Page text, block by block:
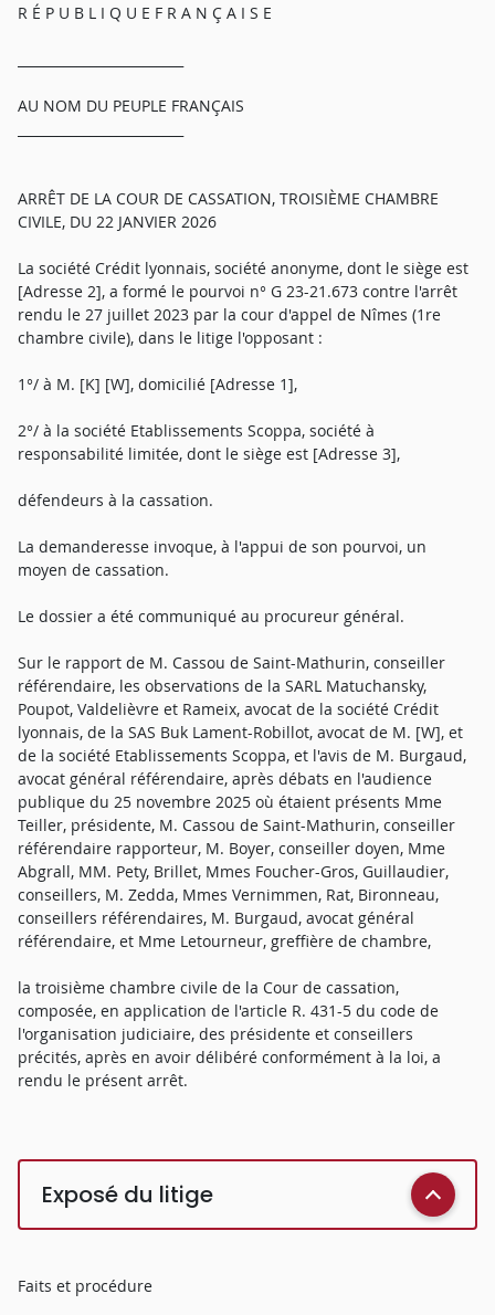
R É P U B L I Q U E F R A N Ç A I S E
AU NOM DU PEUPLE FRANÇAIS
ARRÊT DE LA COUR DE CASSATION, TROISIÈME CHAMBRE
CIVILE, DU 22 JANVIER 2026
La société Crédit lyonnais, société anonyme, dont le siège est
[Adresse 2], a formé le pourvoi n° G 23-21.673 contre l'arrêt
rendu le 27 juillet 2023 par la cour d'appel de Nîmes (1re
chambre civile), dans le litige l'opposant :
1°/ à M. [K] [W], domicilié [Adresse 1],
2°/ à la société Etablissements Scoppa, société à
responsabilité limitée, dont le siège est [Adresse 3],
défendeurs à la cassation.
La demanderesse invoque, à l'appui de son pourvoi, un
moyen de cassation.
Le dossier a été communiqué au procureur général.
Sur le rapport de M. Cassou de Saint-Mathurin, conseiller
référendaire, les observations de la SARL Matuchansky,
Poupot, Valdelièvre et Rameix, avocat de la société Crédit
lyonnais, de la SAS Buk Lament-Robillot, avocat de M. [W], et
de la société Etablissements Scoppa, et l'avis de M. Burgaud,
avocat général référendaire, après débats en l'audience
publique du 25 novembre 2025 où étaient présents Mme
Teiller, présidente, M. Cassou de Saint-Mathurin, conseiller
référendaire rapporteur, M. Boyer, conseiller doyen, Mme
Abgrall, MM. Pety, Brillet, Mmes Foucher-Gros, Guillaudier,
conseillers, M. Zedda, Mmes Vernimmen, Rat, Bironneau,
conseillers référendaires, M. Burgaud, avocat général
référendaire, et Mme Letourneur, greffière de chambre,
la troisième chambre civile de la Cour de cassation,
composée, en application de l'article R. 431-5 du code de
l'organisation judiciaire, des présidente et conseillers
précités, après en avoir délibéré conformément à la loi, a
rendu le présent arrêt.
Exposé du litige
Faits et procédure